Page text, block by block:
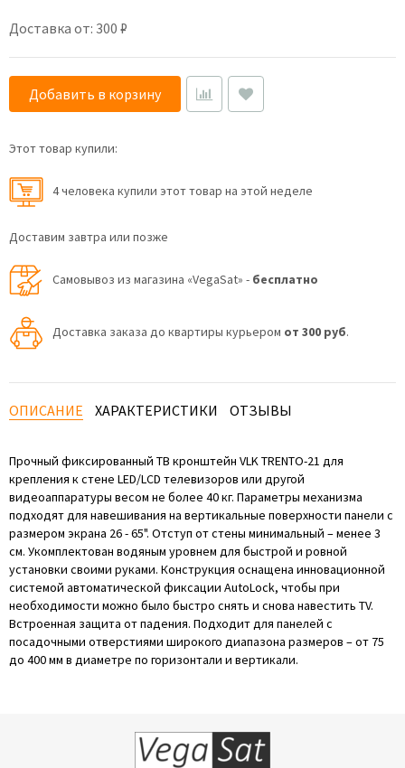
Доставка от: 300 ₽
Добавить в корзину
Этот товар купили:
4 человекa купили этот товар на этой неделе
Доставим завтра или позже
Самовывоз из магазина «VegaSat» - бесплатно
Доставка заказа до квартиры курьером от 300 руб.
ОПИСАНИЕ ХАРАКТЕРИСТИКИ ОТЗЫВЫ
Прочный фиксированный ТВ кронштейн VLK TRENTO-21 для
крепления к стене LED/LCD телевизоров или другой
видеоаппаратуры весом не более 40 кг. Параметры механизма
подходят для навешивания на вертикальные поверхности панели с
размером экрана 26 - 65". Отступ от стены минимальный – менее 3
см. Укомплектован водяным уровнем для быстрой и ровной
установки своими руками. Конструкция оснащена инновационной
системой автоматической фиксации AutoLock, чтобы при
необходимости можно было быстро снять и снова навестить TV.
Встроенная защита от падения. Подходит для панелей с
посадочными отверстиями широкого диапазона размеров – от 75
до 400 мм в диаметре по горизонтали и вертикали.